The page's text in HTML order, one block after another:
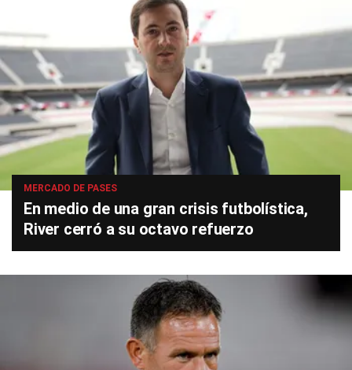
MERCADO DE PASES
En medio de una gran crisis futbolística,
River cerró a su octavo refuerzo